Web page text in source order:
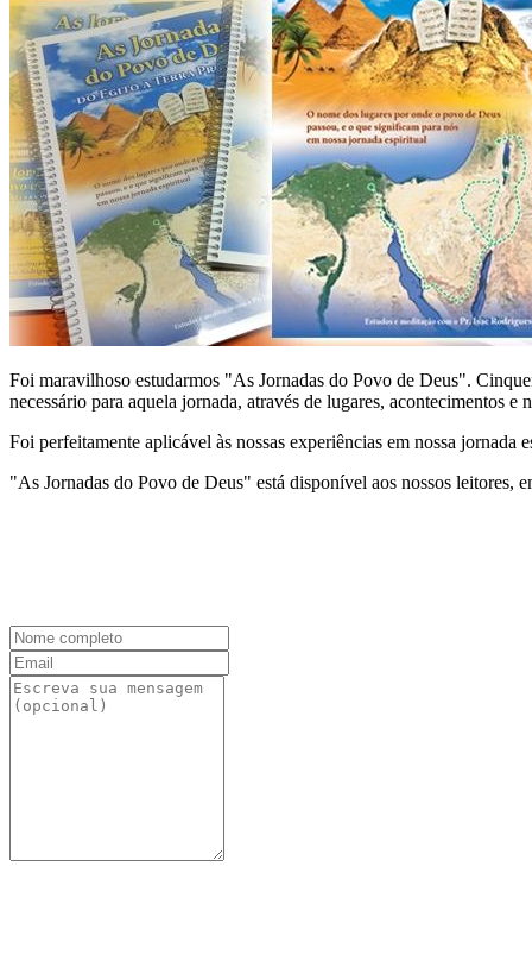
Foi maravilhoso estudarmos "As Jornadas do Povo de Deus".
necessário para aquela jornada, através de lugares, acontecimentos e
Foi perfeitamente aplicável às nossas experiências em nossa jornada
"As Jornadas do Povo de Deus" está disponível aos nossos leitores,